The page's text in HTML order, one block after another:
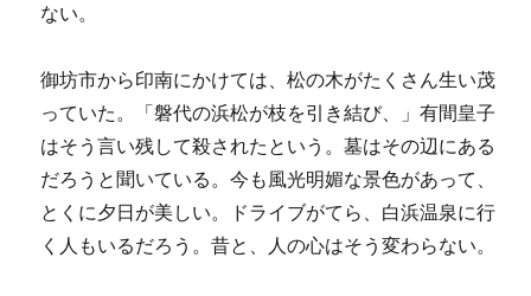
ない。
御坊市から印南にかけては、松の木がたくさん生い茂
っていた。「磐代の浜松が枝を引き結び、」有間皇子
はそう言い残して殺されたという。墓はその辺にある
だろうと聞いている。今も風光明媚な景色があって、
とくに夕日が美しい。ドライブがてら、白浜温泉に行
く人もいるだろう。昔と、人の心はそう変わらない。